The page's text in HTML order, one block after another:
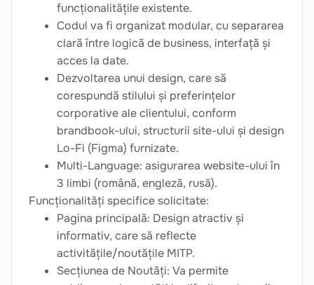
funcționalitățile existente.
Codul va fi organizat modular, cu separarea
clară între logică de business, interfață și
acces la date.
Dezvoltarea unui design, care să
corespundă stilului și preferințelor
corporative ale clientului, conform
brandbook-ului, structurii site-ului și design
Lo-Fi (Figma) furnizate.
Multi-Language: asigurarea website-ului în
3 limbi (română, engleză, rusă).
Funcționalități specifice solicitate:
Pagina principală: Design atractiv și
informativ, care să reflecte
activitățile/noutățile MITP.
Secțiunea de Noutăți: Va permite